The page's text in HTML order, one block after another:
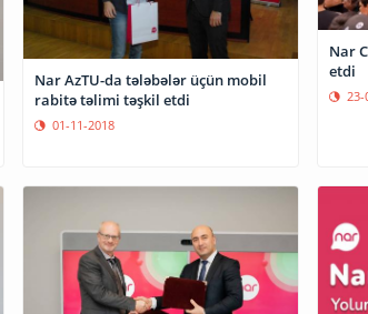
Nar AzTU-da tələbələr üçün mobil
rabitə təlimi təşkil etdi
01-11-2018
Nar
etdi
23-